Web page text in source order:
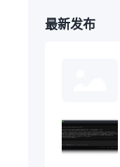
最新发布